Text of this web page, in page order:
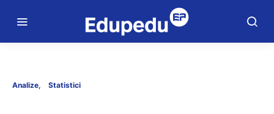
Analize Statistici